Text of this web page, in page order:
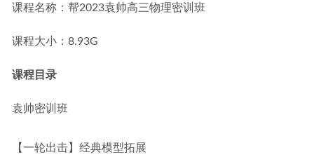
课程名称：帮2023袁帅高三物理密训班
课程大小：8.93G
课程目录
袁帅密训班
【一轮出击】经典模型拓展